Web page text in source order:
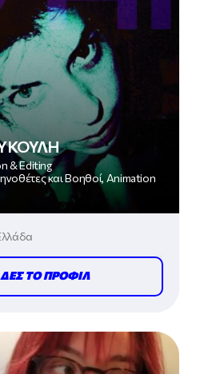
& Editing
και Βοηθοί, Animation
ΔΕΣ ΤΟ ΠΡΟΦΙΛ